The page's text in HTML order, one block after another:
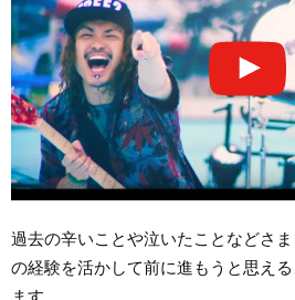
過去の辛いことや泣いたことなどさ
の経験を活かして前に進もうと思え
ます。